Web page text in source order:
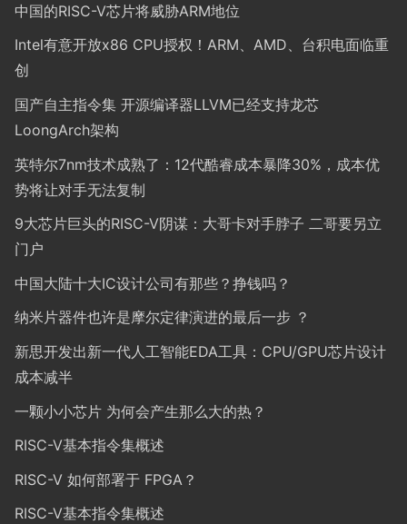
中国的RISC-V芯片将威胁ARM地位
Intel有意开放x86 CPU授权！ARM、AMD、台积电面临重
创
国产自主指令集 开源编译器LLVM已经支持龙芯
LoongArch架构
英特尔7nm技术成熟了：12代酷睿成本暴降30%，成本优
势将让对手无法复制
9大芯片巨头的RISC-V阴谋：大哥卡对手脖子 二哥要另立
门户
中国大陆十大IC设计公司有那些？挣钱吗？
纳米片器件也许是摩尔定律演进的最后一步 ？
新思开发出新一代人工智能EDA工具：CPU/GPU芯片设计
成本减半
一颗小小芯片 为何会产生那么大的热？
RISC-V基本指令集概述
RISC-V 如何部署于 FPGA？
RISC-V基本指令集概述